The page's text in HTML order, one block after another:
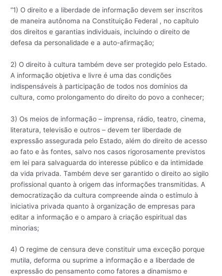
“1) O direito e a liberdade de informação devem ser inscritos
de maneira autônoma na Constituição Federal , no capítulo
dos direitos e garantias individuais, incluindo o direito de
defesa da personalidade e a auto-afirmação;
2) O direito à cultura também deve ser protegido pelo Estado.
A informação objetiva e livre é uma das condições
indispensáveis à participação de todos nos domínios da
cultura, como prolongamento do direito do povo a conhecer;
3) Os meios de informação – imprensa, rádio, teatro, cinema,
literatura, televisão e outros – devem ter liberdade de
expressão assegurada pelo Estado, além do direito de acesso
ao fato e às fontes, salvo nos casos rigorosamente previstos
em lei para salvaguarda do interesse público e da intimidade
da vida privada. Também deve ser garantido o direito ao sigilo
profissional quanto à origem das informações transmitidas. A
democratização da cultura compreende ainda o estímulo à
iniciativa privada quanto à organização de empresas para
editar a informação e o amparo à criação espiritual das
minorias;
4) O regime de censura deve constituir uma exceção porque
mutila, deforma ou suprime a informação e a liberdade de
expressão do pensamento como fatores a dinamismo e